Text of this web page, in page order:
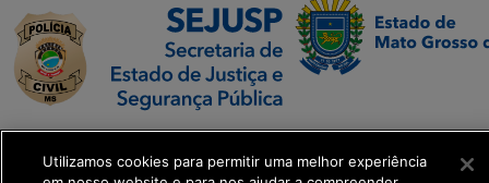
SETDIG | Secretaria-
Executiva de
Utilizamos cookies para permitir uma melhor experiência